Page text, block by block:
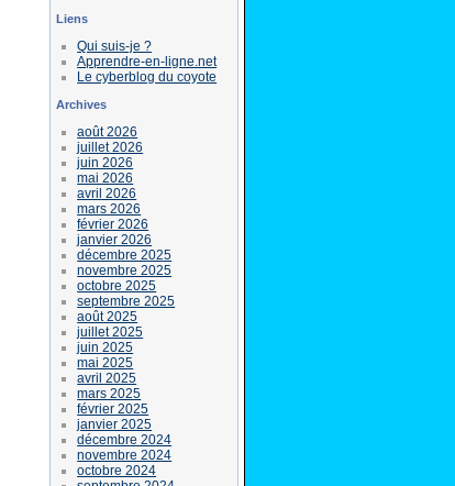
Liens
Qui suis-je ?
Apprendre-en-ligne.net
Le cyberblog du coyote
Archives
août 2026
juillet 2026
juin 2026
mai 2026
avril 2026
mars 2026
février 2026
janvier 2026
décembre 2025
novembre 2025
octobre 2025
septembre 2025
août 2025
juillet 2025
juin 2025
mai 2025
avril 2025
mars 2025
février 2025
janvier 2025
décembre 2024
novembre 2024
octobre 2024